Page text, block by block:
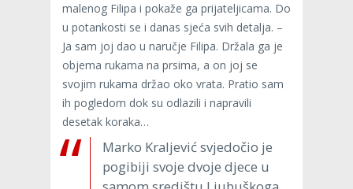
malenog Filipa i pokaže ga prijateljicama. Do
u potankosti se i danas sjeća svih detalja. –
Ja sam joj dao u naručje Filipa. Držala ga je
objema rukama na prsima, a on joj se
svojim rukama držao oko vrata. Pratio sam
ih pogledom dok su odlazili i napravili
desetak koraka…
Marko Kraljević svjedočio je
pogibiji svoje dvoje djece u